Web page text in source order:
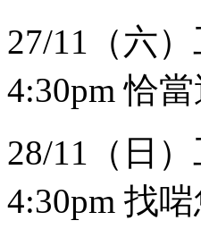
27/11（六
4:30pm 恰
28/11（日
4:30pm 找